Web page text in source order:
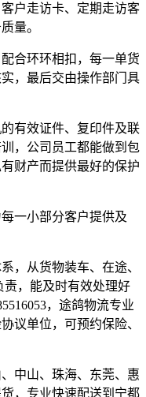
户走访卡、定期走访客
量。
合环环相扣，每一单货
，最后交由操作部门具
有效证件、复印件及联
，公司员工都能做到包
财产而提供最好的保护
一小部分客户提供及
，从货物装车、在途、
，能及时有效处理好
，途鸽物流专业
议单位，可预约保险、
中山、珠海、东莞、惠
，专业快速配送到宁都